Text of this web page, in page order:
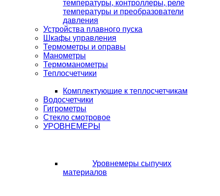
температуры, контроллеры, реле
температуры и преобразователи
давления
Устройства плавного пуска
Шкафы управления
Термометры и оправы
Манометры
Термоманометры
Теплосчетчики
Комплектующие к теплосчетчикам
Водосчетчики
Гигрометры
Стекло смотровое
УРОВНЕМЕРЫ
Уровнемеры сыпучих
материалов